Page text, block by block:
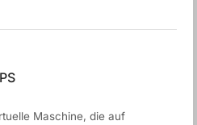
Maschine, die auf